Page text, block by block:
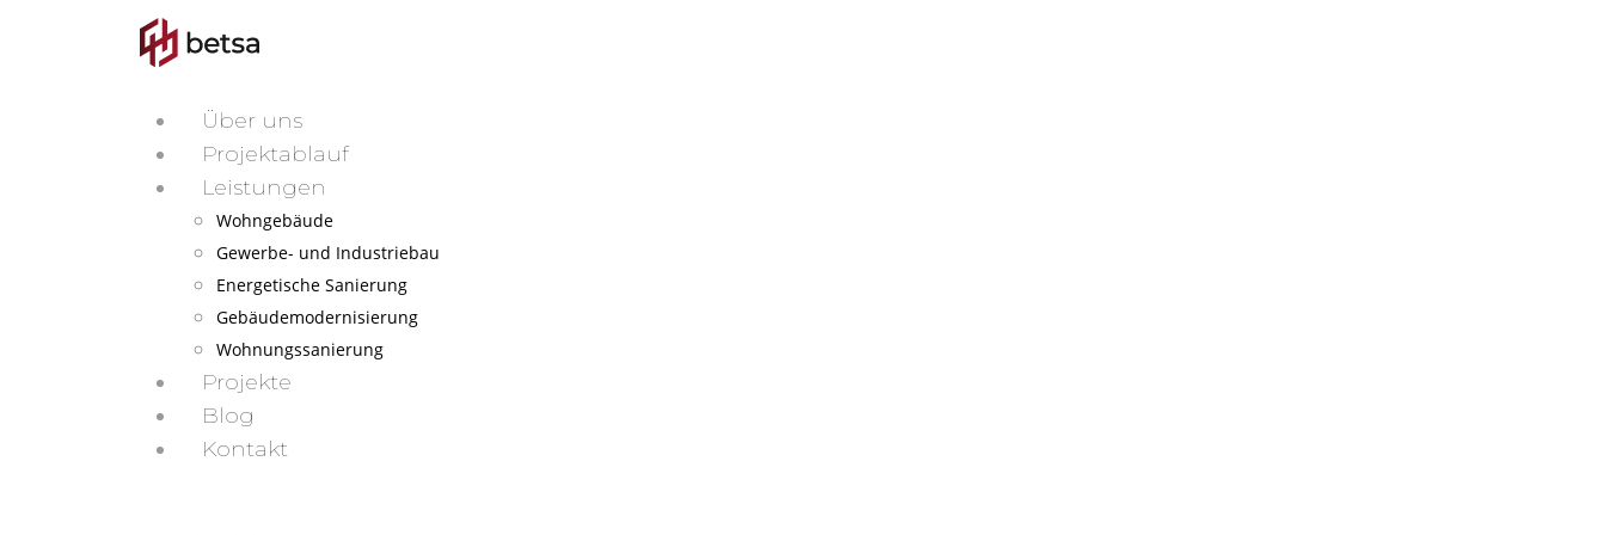
Über uns
Projektablauf
Leistungen
Wohngebäude
Gewerbe- und Industriebau
Energetische Sanierung
Gebäudemodernisierung
Wohnungssanierung
Projekte
Blog
Kontakt